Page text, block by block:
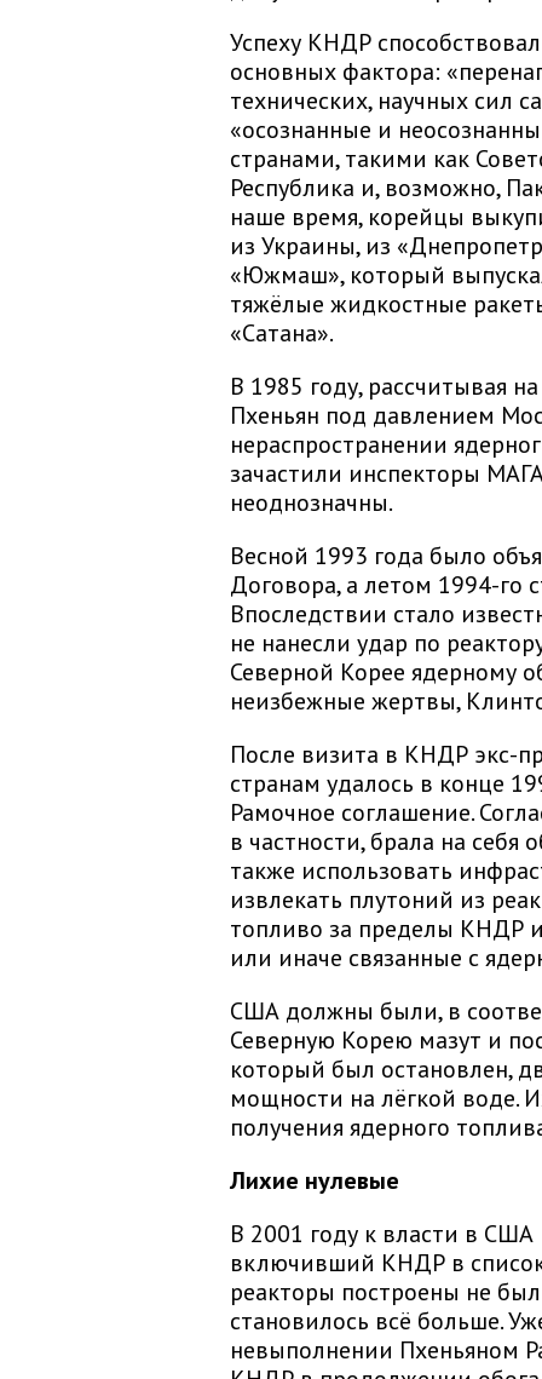
Успеху КНДР
основных фактора:
технических, научных сил
«осознанные и
странами, такими как
Республика и, возможно,
наше время, корейцы
из Украины, из
«Южмаш», который
тяжёлые жидкостные
«Сатана».
В 1985 году, рассчитывая
Пхеньян под давлением
нераспространении
зачастили инспекторы
неоднозначны.
Весной 1993 года было
Договора, а летом 1994-го
Впоследствии стало
не нанесли удар по
Северной Корее ядерному
неизбежные жертвы,
После визита в КНДР экс-
странам удалось в конце
Рамочное соглашение.
в частности, брала на себя
также использовать
извлекать плутоний из
топливо за пределы КНДР
или иначе связанные с
США должны были, в
Северную Корею мазут и
который был остановлен,
мощности на лёгкой воде.
получения ядерного
Лихие нулевые
В 2001 году к власти в
включивший КНДР в
реакторы построены не
становилось всё больше.
невыполнении Пхеньяном